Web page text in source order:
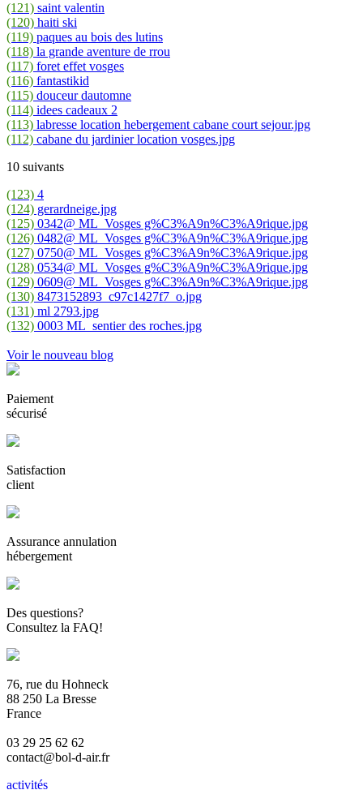
(121) saint valentin
(120) haiti ski
(119) paques au bois des lutins
(118) la grande aventure de rrou
(117) foret effet vosges
(116) fantastikid
(115) douceur dautomne
(114) idees cadeaux 2
(113) labresse location hebergement cabane court sejour.jpg
(112) cabane du jardinier location vosges.jpg
10 suivants
(123) 4
(124) gerardneige.jpg
(125) 0342@ ML_Vosges g%C3%A9n%C3%A9rique.jpg
(126) 0482@ ML_Vosges g%C3%A9n%C3%A9rique.jpg
(127) 0750@ ML_Vosges g%C3%A9n%C3%A9rique.jpg
(128) 0534@ ML_Vosges g%C3%A9n%C3%A9rique.jpg
(129) 0609@ ML_Vosges g%C3%A9n%C3%A9rique.jpg
(130) 8473152893_c97c1427f7_o.jpg
(131) ml 2793.jpg
(132) 0003 ML_sentier des roches.jpg
Voir le nouveau blog
Paiement
sécurisé
Satisfaction
client
Assurance annulation
hébergement
Des questions?
Consultez la FAQ!
76, rue du Hohneck
88 250 La Bresse
France
03 29 25 62 62
contact@bol-d-air.fr
activités